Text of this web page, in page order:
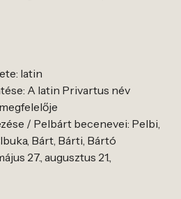
latin
A latin Privartus név
/ Pelbárt becenevei: Pelbi,
Bárt, Bárti, Bártó
27., augusztus 21.,